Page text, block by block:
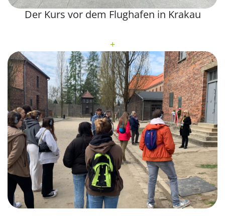
Der Kurs vor dem Flughafen in Krakau
+